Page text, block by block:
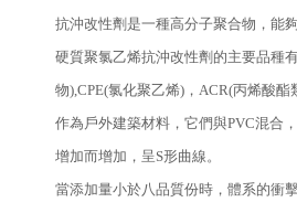
抗沖改性劑是一種高分子聚合物，能
硬質聚氯乙烯抗沖改性劑的主要品種
物),CPE(氯化聚乙烯)，ACR(丙烯酸
作為戶外建築材料，它們與PVC混合
增加而增加，呈S形曲線。
當添加量小於八品質份時，體系的衝